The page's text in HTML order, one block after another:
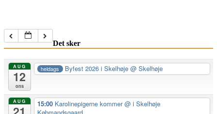
Det sker
AUG
12
ons
heldags Byfest 2026 i Skelhøje@ Skelhøje
AUG 15:00 Karolinepigerne kommer@ i Skelhøje
Købmandsgaard